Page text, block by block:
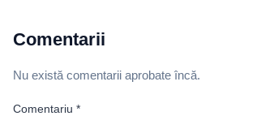
Comentarii
Nu există comentarii aprobate încă.
Comentariu *